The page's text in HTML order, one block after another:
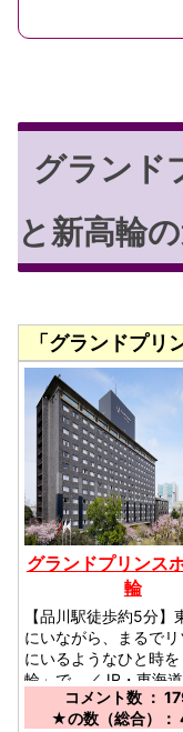
グランド
と新高輪
「グランドプリ
グランドプリンス
輪
【品川駅徒歩約5分】
にいながら、まるでリ
にいるようなひと時を
輪」で。／JR・東海
線・京急線品川駅から
５分／都営浅草線高輪
コメント数 ：
★の数（総合）：